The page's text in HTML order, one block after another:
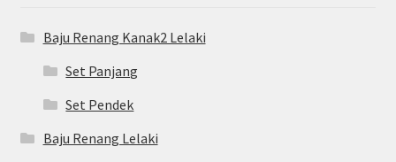
Baju Renang Kanak2 Lelaki
Set Panjang
Set Pendek
Baju Renang Lelaki